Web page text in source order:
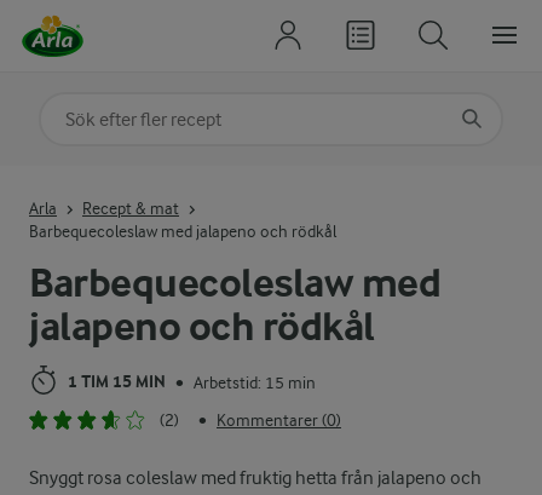
Barbequecoleslaw med
jalapeno och rödkål
1 TIM 15 MIN • Arbetstid: 15 min
(2)
• Kommentarer (0)
Snyggt rosa coleslaw med fruktig hetta från jalapeno och
Arla
Recept & mat
Barbequecoleslaw med jalapeno och rödkål
Sök på kategori eller ingrediens